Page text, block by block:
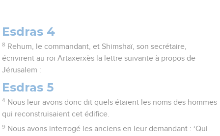
Esdras 4
8 Rehum, le commandant, et Shimshaï, son secrétaire,
écrivirent au roi Artaxerxès la lettre suivante à propos de
Jérusalem :
Esdras 5
4 Nous leur avons donc dit quels étaient les noms des hommes
qui reconstruisaient cet édifice.
9 Nous avons interrogé les anciens en leur demandant : ‘Qui